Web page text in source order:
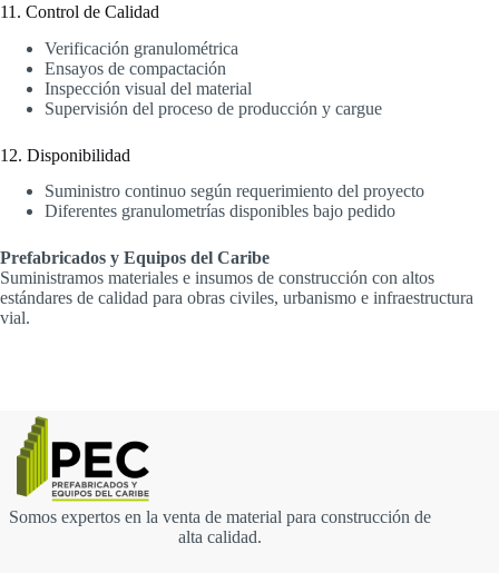
11. Control de Calidad
Verificación granulométrica
Ensayos de compactación
Inspección visual del material
Supervisión del proceso de producción y cargue
12. Disponibilidad
Suministro continuo según requerimiento del proyecto
Diferentes granulometrías disponibles bajo pedido
Prefabricados y Equipos del Caribe
Suministramos materiales e insumos de construcción con altos
estándares de calidad para obras civiles, urbanismo e infraestructura
vial.
Somos expertos en la venta de material para construcción de
alta calidad.